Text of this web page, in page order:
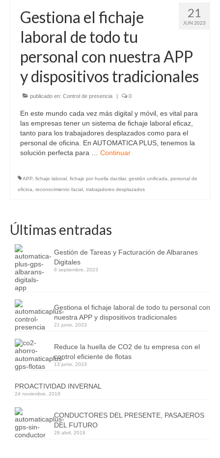
21
JUN 2023
Gestiona el fichaje
laboral de todo tu
personal con nuestra APP
y dispositivos tradicionales
publicado en: Control de presencia 0
En este mundo cada vez más digital y móvil, es vital para
las empresas tener un sistema de fichaje laboral eficaz,
tanto para los trabajadores desplazados como para el
personal de oficina. En AUTOMATICA PLUS, tenemos la
solución perfecta para … Continuar
APP, fichaje laboral, fichaje por huella dactilar, gestión unificada, personal de
oficina, reconocimiento facial, trabajadores desplazados
Últimas entradas
Gestión de Tareas y Facturación de Albaranes
Digitales
6 septiembre, 2023
Gestiona el fichaje laboral de todo tu personal con
nuestra APP y dispositivos tradicionales
21 junio, 2023
Reduce la huella de CO2 de tu empresa con el
control eficiente de flotas
13 junio, 2023
PROACTIVIDAD INVERNAL
24 noviembre, 2019
CONDUCTORES DEL PRESENTE, PASAJEROS
DEL FUTURO
28 abril, 2019